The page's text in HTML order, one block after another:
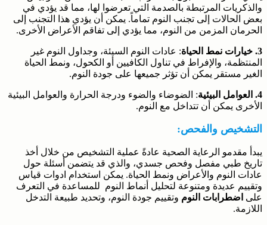
والذكريات المرتبطة بالصدمة التي تعرضوا لها، مما قد يؤدي في
بعض الحالات إلى تجنب النوم تماماً. يمكن أن يؤدي هذا التجنب إلى
الحرمان المزمن من النوم، مما يؤدي إلى تفاقم الأعراض الأخرى.
3. خيارات نمط الحياة
: عادات النوم السيئة، وجداول النوم غير
المنتظمة، والإفراط في تناول الكافيين أو الكحول، ونمط الحياة
الغير مستقر يمكن أن تؤثر جميعها على جودة النوم.
4. العوامل البيئية
: الضوضاء والضوء ودرجة الحرارة والعوامل البيئية
الأخرى يمكن أن تتداخل مع النوم.
التشخيص والفحص:
يبدأ مقدمو الرعاية الصحية عادةً عملية التشخيص من خلال أخذ
تاريخ طبي مفصل وفحص جسدي، والذي قد يتضمن أسئلة حول
عادات النوم والأعراض ونمط الحياة. يمكن استخدام ادوات قياس
وتقييم عديدة ومتنوعة لتحليل أنماط النوم للمساعدة في التعرف
على اضطرابات النوم وتقييم جودة النوم، وتحديد طبيعة التدخل
اللازمة.